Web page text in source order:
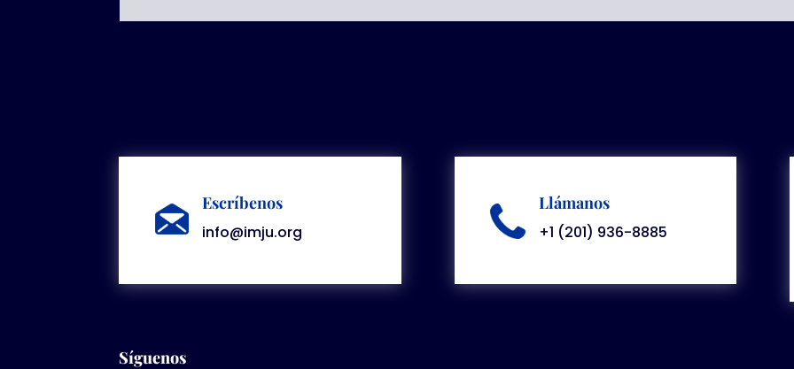
Escríbenos
info@imju.org
Llámanos
+1 (201) 936-8885
Síguenos